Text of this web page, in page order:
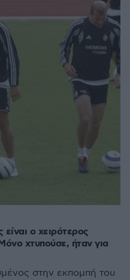
ο χειρότερος
χτυπούσε, ήταν για
στην εκπομπή του